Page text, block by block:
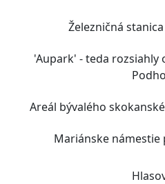
Železničná
'Aupark' - teda rozsiahly
Areál bývalého
Mariánske